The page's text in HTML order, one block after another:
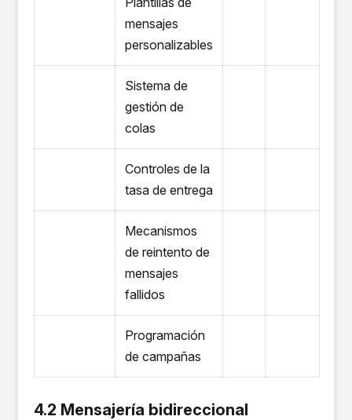
mensajes
personalizables
Sistema de
gestión de
colas
Controles de la
tasa de entrega
Mecanismos
de reintento de
mensajes
fallidos
Programación
de campañas
4.2 Mensajería bidireccional